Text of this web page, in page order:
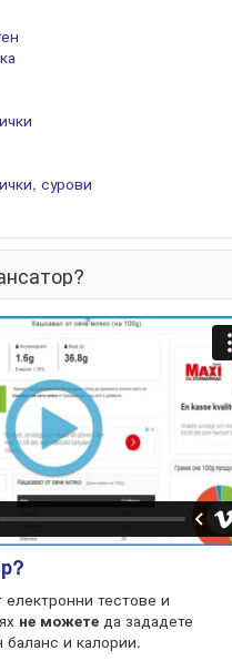
сурови
тестове и
не можете да зададете
и калории.